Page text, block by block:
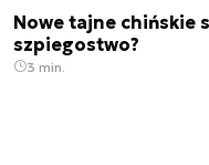
Nowe tajne chińskie
szpiegostwo?
3 min.